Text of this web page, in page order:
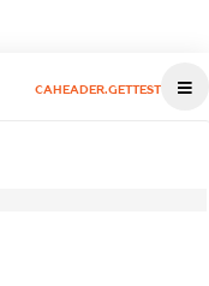
CAHEADER.GETTEST